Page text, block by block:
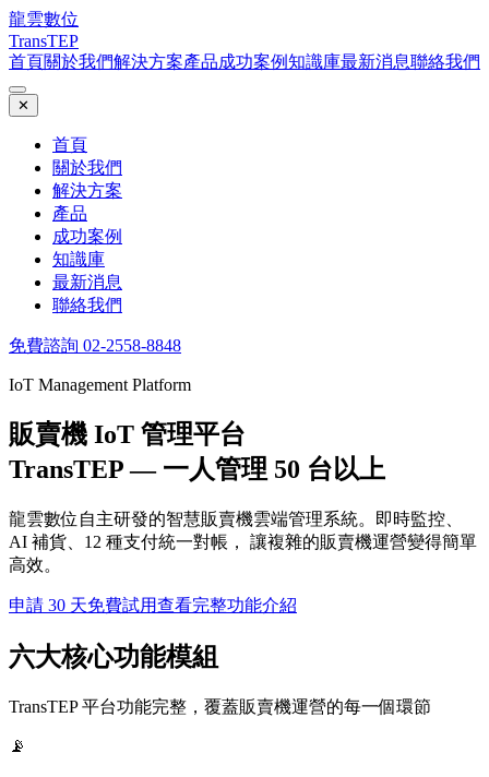
龍雲數位
TransTEP
首頁關於我們解決方案產品成功案例知識庫最新消息聯絡我們
✕
首頁
關於我們
解決方案
產品
成功案例
知識庫
最新消息
聯絡我們
免費諮詢 02-2558-8848
IoT Management Platform
販賣機 IoT 管理平台
TransTEP — 一人管理 50 台以上
龍雲數位自主研發的智慧販賣機雲端管理系統。即時監控、
AI 補貨、12 種支付統一對帳， 讓複雜的販賣機運營變得簡單
高效。
申請 30 天免費試用查看完整功能介紹
六大核心功能模組
TransTEP 平台功能完整，覆蓋販賣機運營的每一個環節
📡